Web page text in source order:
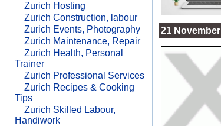
Zurich Hosting
Zurich Construction, labour
Zurich Events, Photography
Zurich Maintenance, Repair
Zurich Health, Personal
Trainer
Zurich Professional Services
Zurich Recipes & Cooking
Tips
Zurich Skilled Labour,
Handiwork
21 November